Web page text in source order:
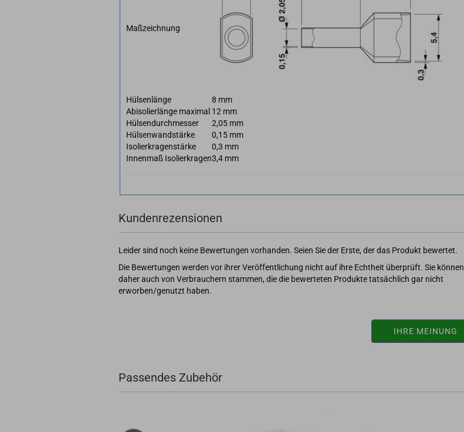
Maßzeichnung
Hülsenlänge
8 mm
Abisolierlänge maximal 12 mm
Hülsendurchmesser
2,05 mm
Hülsenwandstärke
0,15 mm
Isolierkragenstärke
0,3 mm
Innenmaß Isolierkragen3,4 mm
Kundenrezensionen
Leider sind noch keine Bewertungen vorhanden. Seien Sie der Erste, der das Produkt bewertet.
Die Bewertungen werden vor ihrer Veröffentlichung nicht auf ihre Echtheit überprüft. Sie können
daher auch von Verbrauchern stammen, die die bewerteten Produkte tatsächlich gar nicht
erworben/genutzt haben.
IHRE MEINUNG
Passendes Zubehör